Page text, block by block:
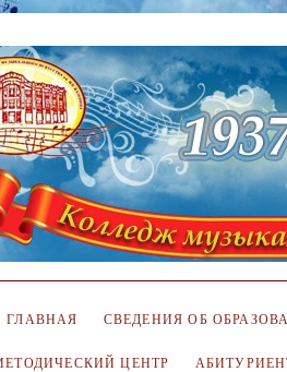
ГЛАВНАЯ СВЕДЕНИЯ ОБ
ЦЕНТР